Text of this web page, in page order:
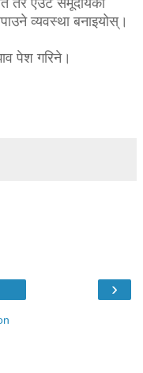
व्यवस्था बनाइयोस्।
पेश गरिने।
›